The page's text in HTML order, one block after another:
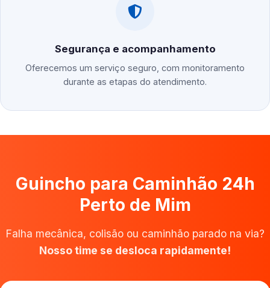
Segurança e acompanhamento
Oferecemos um serviço seguro, com monitoramento
durante as etapas do atendimento.
Guincho para Caminhão 24h
Perto de Mim
Falha mecânica, colisão ou caminhão parado na via?
Nosso time se desloca rapidamente!